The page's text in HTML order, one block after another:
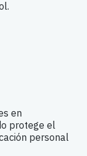
en
protege el
personal